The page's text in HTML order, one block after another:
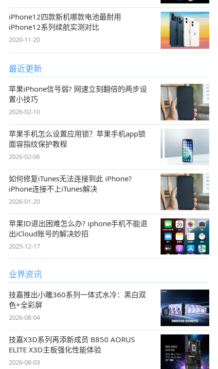
iPhone12四款新机哪款电池最耐用
iPhone12系列续航实测对比
2020-11-20
最近更新
苹果iPhone信号弱? 网速立刻翻倍的两步设
置小技巧
2026-02-10
苹果手机怎么设置应用锁？苹果手机app锁
面容指纹保护教程
2026-02-06
如何修复iTunes无法连接到此 iPhone?
iPhone连接不上iTunes解决
2026-01-20
苹果ID退出困难怎么办? iphone手机不能退
出iCloud账号的解决妙招
2025-12-17
业界资讯
技嘉推出小雕360系列一体式水冷：黑白双
色+全彩屏
2026-08-04
技嘉X3D系列再添新成员 B850 AORUS
ELITE X3D主板强化性能体验
2026-08-03